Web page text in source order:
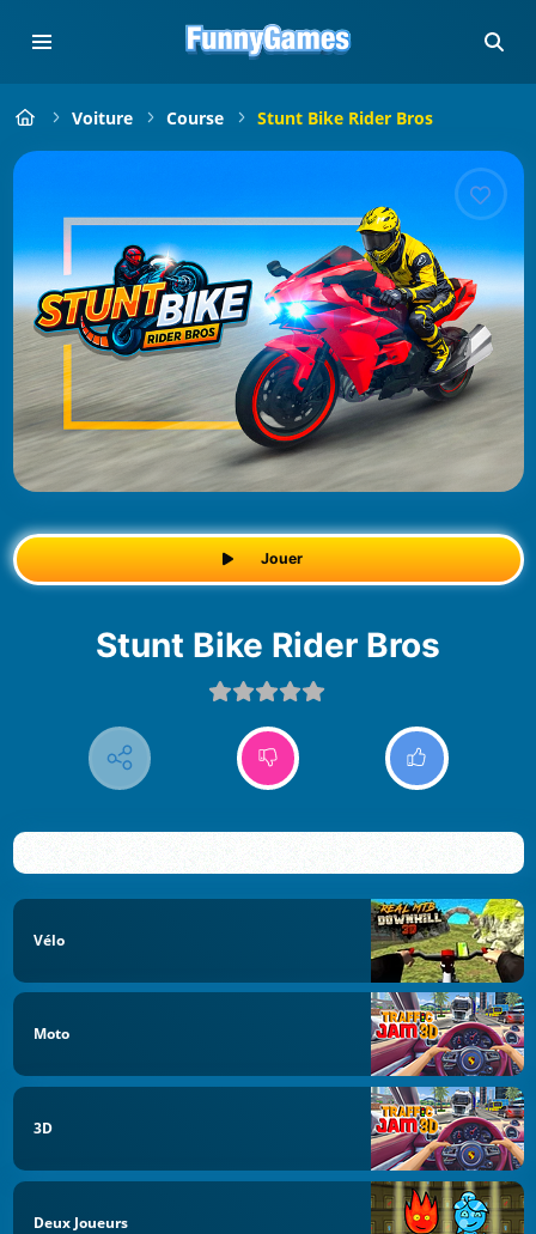
Voiture Course Stunt Bike Rider Bros
Jouer
Stunt Bike Rider Bros
Vélo
Moto
3D
Deux Joueurs